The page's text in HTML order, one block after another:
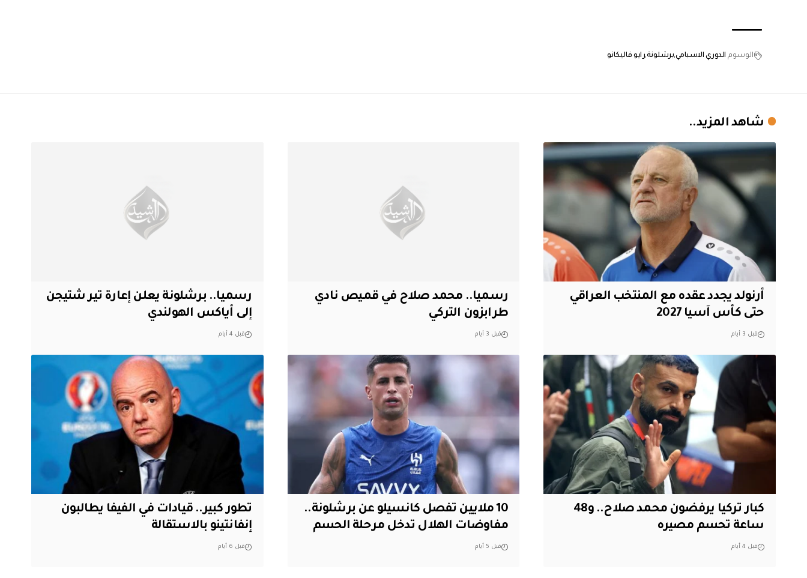
الوسوم الدوري الاسبامي برشلونة رايو فاليكانو
شاهد المزيد..
أرنولد يجدد عقده مع المنتخب العراقي
حتى كأس آسيا 2027
قبل 3 أيام
رسميا.. محمد صلاح في قميص نادي
طرابزون التركي
قبل 3 أيام
رسميا.. برشلونة يعلن إعارة تير شتيجن
إلى أياكس الهولندي
قبل 4 أيام
كبار تركيا يرفضون محمد صلاح.. و48
ساعة تحسم مصيره
قبل 4 أيام
10 ملايين تفصل كانسيلو عن برشلونة..
مفاوضات الهلال تدخل مرحلة الحسم
قبل 5 أيام
تطور كبير.. قيادات في الفيفا يطالبون
إنفانتينو بالاستقالة
قبل 6 أيام